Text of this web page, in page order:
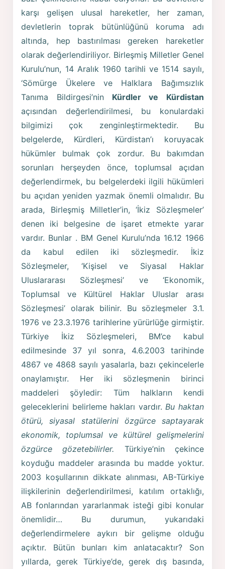
karşı gelişen ulusal hareketler, her zaman,
devletlerin toprak bütünlüğünü koruma adı
altında, hep bastırılması gereken hareketler
olarak değerlendiriliyor. Birleşmiş Milletler Genel
Kurulu’nun, 14 Aralık 1960 tarihli ve 1514 sayılı,
‘Sömürge Ükelere ve Halklara Bağımsızlık
Tanıma Bildirgesi’nin Kürdler ve Kürdistan
açısından değerlendirilmesi, bu konulardaki
bilgimizi çok zenginleştirmektedir. Bu
belgelerde, Kürdleri, Kürdistan’ı koruyacak
hükümler bulmak çok zordur. Bu bakımdan
sorunları herşeyden önce, toplumsal açıdan
değerlendirmek, bu belgelerdeki ilgili hükümleri
bu açıdan yeniden yazmak önemli olmalıdır. Bu
arada, Birleşmiş Milletler’in, ‘İkiz Sözleşmeler’
denen iki belgesine de işaret etmekte yarar
vardır. Bunlar . BM Genel Kurulu’nda 16.12 1966
da kabul edilen iki sözleşmedir. İkiz
Sözleşmeler, ‘Kişisel ve Siyasal Haklar
Uluslararası Sözleşmesi’ ve ‘Ekonomik,
Toplumsal ve Kültürel Haklar Uluslar arası
Sözleşmesi’ olarak bilinir. Bu sözleşmeler 3.1.
1976 ve 23.3.1976 tarihlerine yürürlüğe girmiştir.
Türkiye İkiz Sözleşmeleri, BM’ce kabul
edilmesinde 37 yıl sonra, 4.6.2003 tarihinde
4867 ve 4868 sayılı yasalarla, bazı çekincelerle
onaylamıştır. Her iki sözleşmenin birinci
maddeleri şöyledir: Tüm halkların kendi
geleceklerini belirleme hakları vardır. Bu haktan
ötürü, siyasal statülerini özgürce saptayarak
ekonomik, toplumsal ve kültürel gelişmelerini
özgürce gözetebilirler. Türkiye’nin çekince
koyduğu maddeler arasında bu madde yoktur.
2003 koşullarının dikkate alınması, AB-Türkiye
ilişkilerinin değerlendirilmesi, katılım ortaklığı,
AB fonlarından yararlanmak isteği gibi konular
önemlidir… Bu durumun, yukarıdaki
değerlendirmelere aykırı bir gelişme olduğu
açıktır. Bütün bunları kim anlatacaktır? Son
yıllarda, gerek Türkiye’de, gerek dış basında,